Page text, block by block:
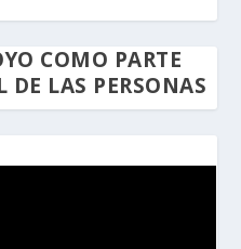
COMO PARTE
DE LAS PERSONAS